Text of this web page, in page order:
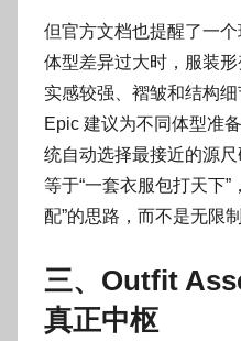
但官方文档也提醒了一
体型差异过大时，服装
实感较强、褶皱和结构
Epic 建议为不同体型准
统自动选择最接近的源
等于“一套衣服包打天下”
配”的思路，而不是无限制
三、Outfit
真正中枢